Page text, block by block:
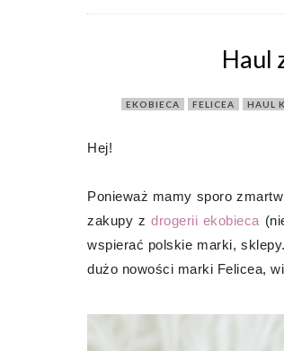
Haul
EKOBIECA FELICEA HAUL
Hej!
Ponieważ mamy sporo
zakupy zdrogerii ekobieca
wspierać polskie marki,
dużo nowości marki Felicea,